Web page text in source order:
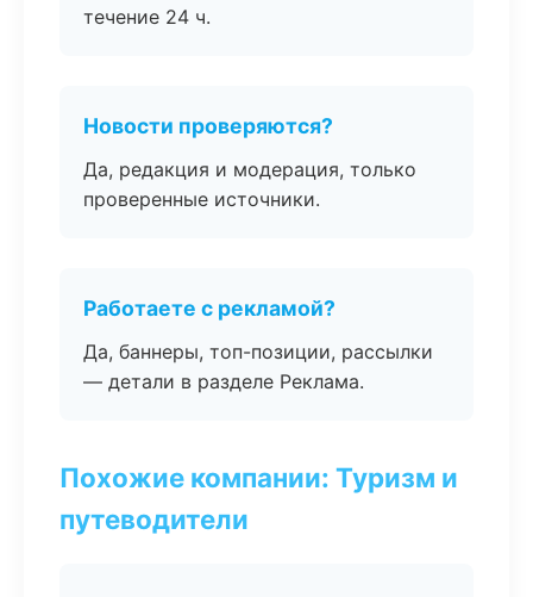
течение 24 ч.
Новости проверяются?
Да, редакция и модерация, только
проверенные источники.
Работаете с рекламой?
Да, баннеры, топ-позиции, рассылки
— детали в разделе Реклама.
Похожие компании: Туризм и
путеводители